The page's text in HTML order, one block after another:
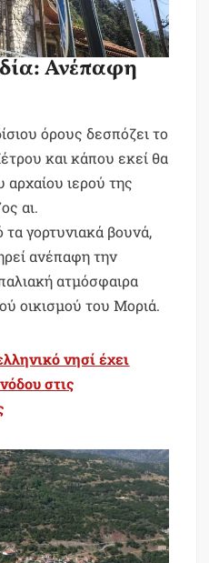
Ανέπαφη
όρους δεσπόζει το
και κάπου εκεί θα
αρχαίου ιερού της
αι.
γορτυνιακά βουνά,
ανέπαφη την
ατμόσφαιρα
οικισμού του Μοριά.
νησί έχει
στις